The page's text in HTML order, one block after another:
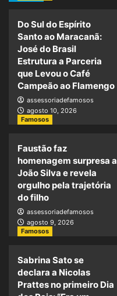
Do Sul do Espírito
Santo ao Maracanã:
José do Brasil
Estrutura a Parceria
que Levou o Café
Campeão ao Flamengo
assessoriadefamosos
agosto 10, 2026
Famosos
Faustão faz
homenagem surpresa a
João Silva e revela
orgulho pela trajetória
do filho
assessoriadefamosos
agosto 9, 2026
Famosos
Sabrina Sato se
declara a Nicolas
Prattes no primeiro Dia